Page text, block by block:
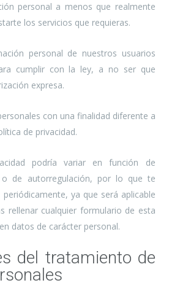
personal a menos que realmente
los servicios que requieras.
personal de nuestros usuarios
cumplir con la ley, a no ser que
expresa.
con una finalidad diferente a
de privacidad.
podría variar en función de
o de autorregulación, por lo que te
ya que será aplicable
rellenar cualquier formulario de esta
datos de carácter personal.
del tratamiento de